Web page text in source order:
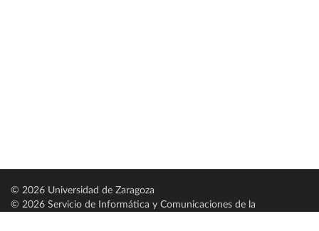
© 2026 Universidad de Zaragoza
© 2026 Servicio de Informática y Comunicaciones de la